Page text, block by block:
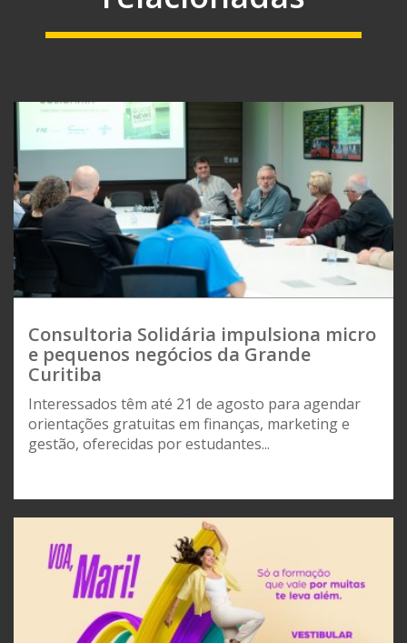
Consultoria Solidária impulsiona micro
e pequenos negócios da Grande
Curitiba
Interessados têm até 21 de agosto para agendar
orientações gratuitas em finanças, marketing e
gestão, oferecidas por estudantes...